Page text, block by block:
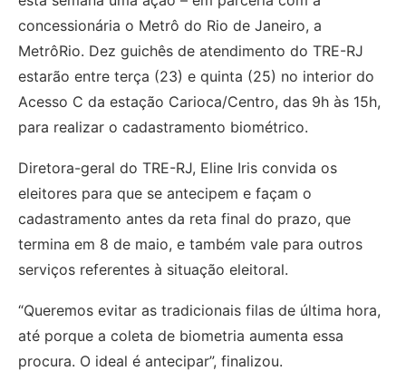
concessionária o Metrô do Rio de Janeiro, a
MetrôRio. Dez guichês de atendimento do TRE-RJ
estarão entre terça (23) e quinta (25) no interior do
Acesso C da estação Carioca/Centro, das 9h às 15h,
para realizar o cadastramento biométrico.
Diretora-geral do TRE-RJ, Eline Iris convida os
eleitores para que se antecipem e façam o
cadastramento antes da reta final do prazo, que
termina em 8 de maio, e também vale para outros
serviços referentes à situação eleitoral.
“Queremos evitar as tradicionais filas de última hora,
até porque a coleta de biometria aumenta essa
procura. O ideal é antecipar”, finalizou.